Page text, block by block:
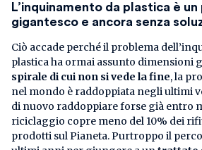
L’inquinamento da plastica è
gigantesco e ancora senza
Ciò accade perché il problema
plastica ha ormai assunto dimensioni
spirale di cui non si vede la fine, la
nel mondo è raddoppiata negli ultimi
di nuovo raddoppiare forse già entro
riciclaggio copre meno del 10% dei
prodotti sul Pianeta. Purtroppo il